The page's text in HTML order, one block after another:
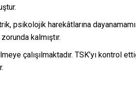
psikolojik harekâtlarına
kalmıştır.
çalışılmaktadır. TSK’yı kontrol